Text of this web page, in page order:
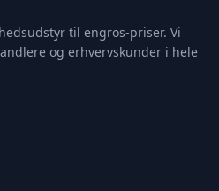
til engros-priser. Vi
og erhvervskunder i hele